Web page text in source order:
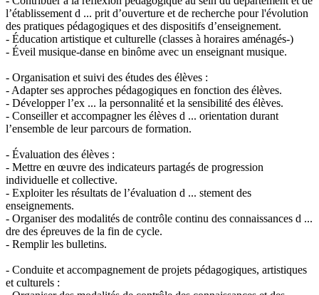
l’établissement d ... prit d’ouverture et de recherche pour l'évolution
des pratiques pédagogiques et des dispositifs d’enseignement.
- Éducation artistique et culturelle (classes à horaires aménagés-)
- Éveil musique-danse en binôme avec un enseignant musique.
- Organisation et suivi des études des élèves :
- Adapter ses approches pédagogiques en fonction des élèves.
- Développer l’ex ... la personnalité et la sensibilité des élèves.
- Conseiller et accompagner les élèves d ... orientation durant
l’ensemble de leur parcours de formation.
- Évaluation des élèves :
- Mettre en œuvre des indicateurs partagés de progression
individuelle et collective.
- Exploiter les résultats de l’évaluation d ... stement des
enseignements.
- Organiser des modalités de contrôle continu des connaissances d ...
dre des épreuves de la fin de cycle.
- Remplir les bulletins.
- Conduite et accompagnement de projets pédagogiques, artistiques
et culturels :